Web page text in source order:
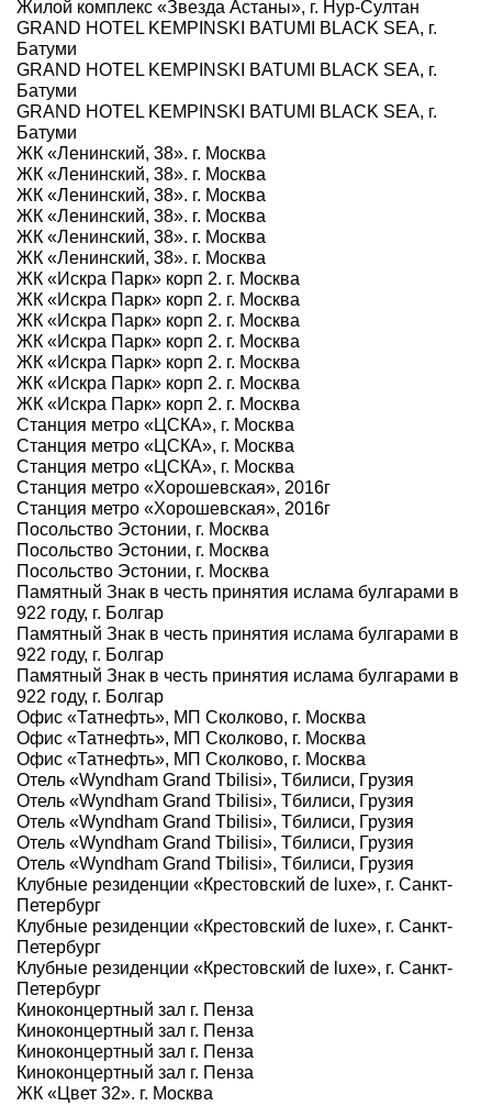
Жилой комплекс «Звезда Астаны», г. Нур-Султан
GRAND HOTEL KEMPINSKI BATUMI BLACK SEA, г.
Батуми
GRAND HOTEL KEMPINSKI BATUMI BLACK SEA, г.
Батуми
GRAND HOTEL KEMPINSKI BATUMI BLACK SEA, г.
Батуми
ЖК «Ленинский, 38». г. Москва
ЖК «Ленинский, 38». г. Москва
ЖК «Ленинский, 38». г. Москва
ЖК «Ленинский, 38». г. Москва
ЖК «Ленинский, 38». г. Москва
ЖК «Ленинский, 38». г. Москва
ЖК «Искра Парк» корп 2. г. Москва
ЖК «Искра Парк» корп 2. г. Москва
ЖК «Искра Парк» корп 2. г. Москва
ЖК «Искра Парк» корп 2. г. Москва
ЖК «Искра Парк» корп 2. г. Москва
ЖК «Искра Парк» корп 2. г. Москва
ЖК «Искра Парк» корп 2. г. Москва
Станция метро «ЦСКА», г. Москва
Станция метро «ЦСКА», г. Москва
Станция метро «ЦСКА», г. Москва
Станция метро «Хорошевская», 2016г
Станция метро «Хорошевская», 2016г
Посольство Эстонии, г. Москва
Посольство Эстонии, г. Москва
Посольство Эстонии, г. Москва
Памятный Знак в честь принятия ислама булгарами в
922 году, г. Болгар
Памятный Знак в честь принятия ислама булгарами в
922 году, г. Болгар
Памятный Знак в честь принятия ислама булгарами в
922 году, г. Болгар
Офис «Татнефть», МП Сколково, г. Москва
Офис «Татнефть», МП Сколково, г. Москва
Офис «Татнефть», МП Сколково, г. Москва
Отель «Wyndham Grand Tbilisi», Тбилиси, Грузия
Отель «Wyndham Grand Tbilisi», Тбилиси, Грузия
Отель «Wyndham Grand Tbilisi», Тбилиси, Грузия
Отель «Wyndham Grand Tbilisi», Тбилиси, Грузия
Отель «Wyndham Grand Tbilisi», Тбилиси, Грузия
Клубные резиденции «Крестовский de luxe», г. Санкт-
Петербург
Клубные резиденции «Крестовский de luxe», г. Санкт-
Петербург
Клубные резиденции «Крестовский de luxe», г. Санкт-
Петербург
Киноконцертный зал г. Пенза
Киноконцертный зал г. Пенза
Киноконцертный зал г. Пенза
Киноконцертный зал г. Пенза
ЖК «Цвет 32». г. Москва